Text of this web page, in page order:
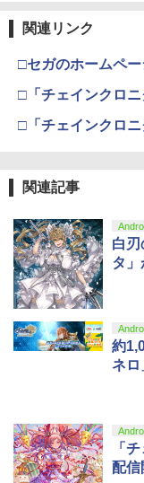
5
3
5
4
5
3
5
3
5
5
3
4
5
関連リンク
□セガのホームペー
□「チェインクロ
□「チェインクロ
関連記事
白刃
タ」
約
ネロ
「
配信